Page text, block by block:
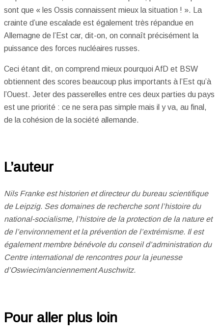
sont que « les Ossis connaissent mieux la situation ! ». La
crainte d’une escalade est également très répandue en
Allemagne de l’Est car, dit-on, on connaît précisément la
puissance des forces nucléaires russes.
Ceci étant dit, on comprend mieux pourquoi AfD et BSW
obtiennent des scores beaucoup plus importants à l’Est qu’à
l’Ouest. Jeter des passerelles entre ces deux parties du pays
est une priorité : ce ne sera pas simple mais il y va, au final,
de la cohésion de la société allemande.
L’auteur
Nils Franke est historien et directeur du bureau scientifique
de Leipzig. Ses domaines de recherche sont l’histoire du
national-socialisme, l’histoire de la protection de la nature et
de l’environnement et la prévention de l’extrémisme. Il est
également membre bénévole du conseil d’administration du
Centre international de rencontres pour la jeunesse
d’Oswiecim/anciennement Auschwitz.
Pour aller plus loin